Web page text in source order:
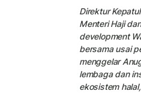
Direktur
Menteri Haji
development
bersama usai
menggelar
lembaga dan
ekosistem